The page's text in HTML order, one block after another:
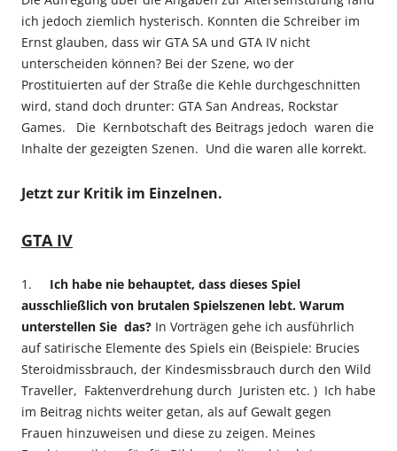
ich jedoch ziemlich hysterisch. Konnten die Schreiber im
Ernst glauben, dass wir GTA SA und GTA IV nicht
unterscheiden können? Bei der Szene, wo der
Prostituierten auf der Straße die Kehle durchgeschnitten
wird, stand doch drunter: GTA San Andreas, Rockstar
Games. Die Kernbotschaft des Beitrags jedoch waren die
Inhalte der gezeigten Szenen. Und die waren alle korrekt.
Jetzt zur Kritik im Einzelnen.
GTA IV
1. Ich habe nie behauptet, dass dieses Spiel
ausschließlich von brutalen Spielszenen lebt. Warum
unterstellen Sie das? In Vorträgen gehe ich ausführlich
auf satirische Elemente des Spiels ein (Beispiele: Brucies
Steroidmissbrauch, der Kindesmissbrauch durch den Wild
Traveller, Faktenverdrehung durch Juristen etc. ) Ich habe
im Beitrag nichts weiter getan, als auf Gewalt gegen
Frauen hinzuweisen und diese zu zeigen. Meines